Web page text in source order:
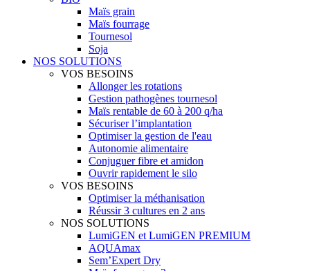
Maïs grain
Maïs fourrage
Tournesol
Soja
NOS SOLUTIONS
VOS BESOINS
Allonger les rotations
Gestion pathogènes tournesol
Maïs rentable de 60 à 200 q/ha
Sécuriser l’implantation
Optimiser la gestion de l'eau
Autonomie alimentaire
Conjuguer fibre et amidon
Ouvrir rapidement le silo
VOS BESOINS
Optimiser la méthanisation
Réussir 3 cultures en 2 ans
NOS SOLUTIONS
LumiGEN et LumiGEN PREMIUM
AQUAmax
Sem’Expert Dry